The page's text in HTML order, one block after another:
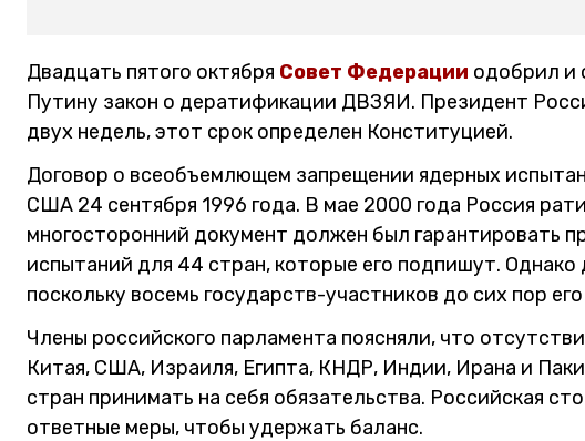
Двадцать пятого октября Совет Федерации одобрил и
Путину закон о дератификации ДВЗЯИ. Президент
двух недель, этот срок определен Конституцией.
Договор о всеобъемлющем запрещении ядерных
США 24 сентября 1996 года. В мае 2000 года Россия
многосторонний документ должен был гарантировать
испытаний для 44 стран, которые его подпишут. Однако
поскольку восемь государств-участников до сих пор
Члены российского парламента поясняли, что
Китая, США, Израиля, Египта, КНДР, Индии, Ирана и
стран принимать на себя обязательства. Российская
ответные меры, чтобы удержать баланс.